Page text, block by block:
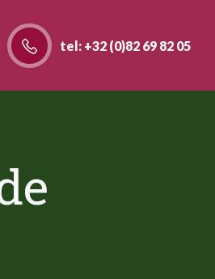
tel: +32 (0)82 69 82 05